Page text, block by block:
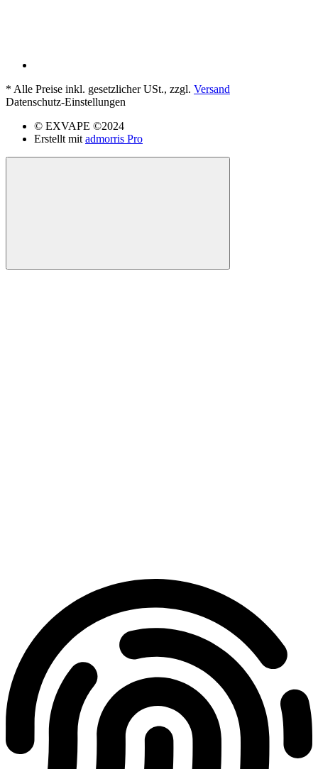
* Alle Preise inkl. gesetzlicher USt., zzgl. Versand
Datenschutz-Einstellungen
© EXVAPE ©2024
Erstellt mit admorris Pro